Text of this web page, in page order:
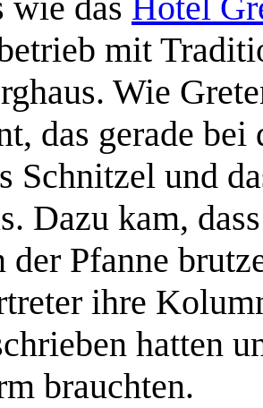
mit
Wie
das gerade
Schnitzel und
Dazu kam,
der Pfanne
ihre
hatten
brauchten.